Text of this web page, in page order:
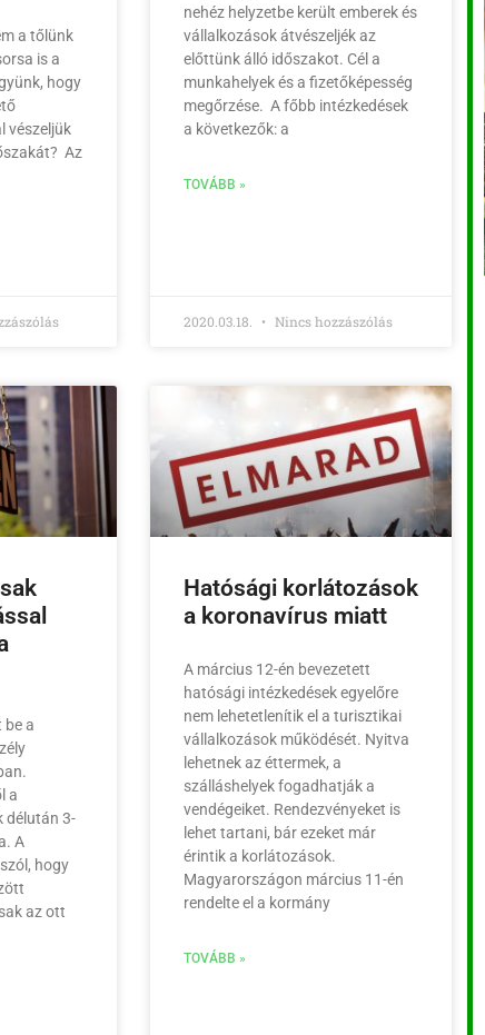
a tőlünk
is a
hogy
vészeljük
Az
nehéz helyzetbe került emberek és
vállalkozások átvészeljék az
előttünk álló időszakot. Cél a
munkahelyek és a fizetőképesség
megőrzése. A főbb intézkedések
a következők: a
TOVÁBB »
2020.03.18. Nincs hozzászólás
be a
a
délután 3-
A
hogy
az ott
Hatósági korlátozások
a koronavírus miatt
A március 12-én bevezetett
hatósági intézkedések egyelőre
nem lehetetlenítik el a turisztikai
vállalkozások működését. Nyitva
lehetnek az éttermek, a
szálláshelyek fogadhatják a
vendégeiket. Rendezvényeket is
lehet tartani, bár ezeket már
érintik a korlátozások.
Magyarországon március 11-én
rendelte el a kormány
TOVÁBB »